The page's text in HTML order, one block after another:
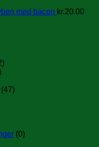
med bacon kr.20.00
(47)
(0)